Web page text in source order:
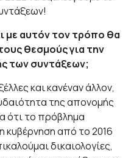
με αυτόν τον τρόπο θα
θεσμούς για την
των συντάξεων;
και κανέναν άλλον,
της απονομής
ότι το πρόβλημα
κυβέρνηση από το 2016
δικαιολογίες,